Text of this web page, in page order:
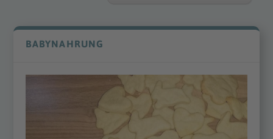
BABYNAHRUNG